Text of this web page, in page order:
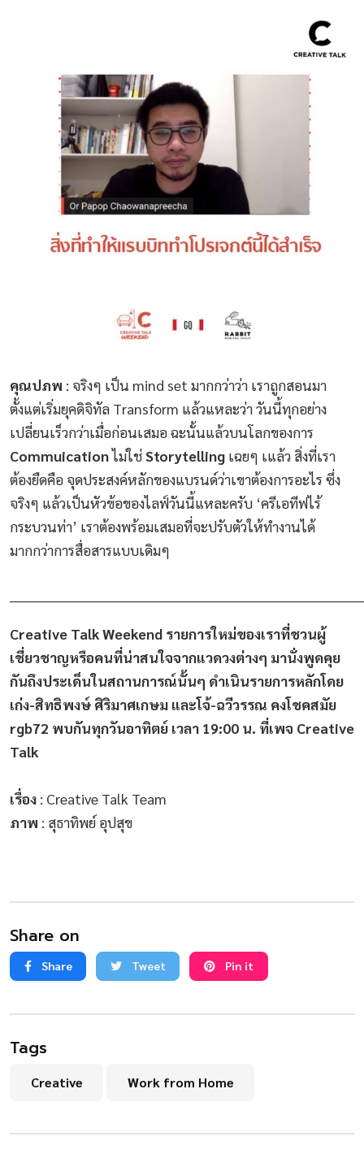
คุณปภพ : จริงๆ เป็น mind set มากกว่าว่า เราถูกสอนมา
ตั้งแต่เริ่มยุคดิจิทัล Transform แล้วแหละว่า วันนี้ทุกอย่าง
เปลี่ยนเร็วกว่าเมื่อก่อนเสมอ ฉะนั้นแล้วบนโลกของการ
Commuicationไม่ใช่Storytelling เฉยๆ เแล้ว สิ่งที่เรา
ต้องยืดคือ จุดประสงค์หลักของแบรนด์ว่าเขาต้องการอะไร ซึ่ง
จริงๆ แล้วเป็นหัวข้อของไลฟ์วันนี้แหละครับ ‘ครีเอทีฟไร้
กระบวนท่า’ เราต้องพร้อมเสมอที่จะปรับตัวให้ทำงานได้
มากกว่าการสื่อสารแบบเดิมๆ
Creative Talk Weekend รายการใหม่ของเราที่ชวนผู้
เชี่ยวชาญหรือคนที่น่าสนใจจากแวดวงต่างๆ มานั่งพูดคุย
กันถึงประเด็นในสถานการณ์นั้นๆ ดำเนินรายการหลักโดย
เก่ง-สิทธิพงษ์ ศิริมาศเกษม และโจ้-ฉวีวรรณ คงโชคสมัย
rgb72 พบกันทุกวันอาทิตย์ เวลา 19:00 น. ที่เพจ Creative
Talk
เรื่อง : Creative Talk Team
ภาพ : สุธาทิพย์ อุปสุข
Share on
Share Tweet Pin it
Tags
Creative Work from Home